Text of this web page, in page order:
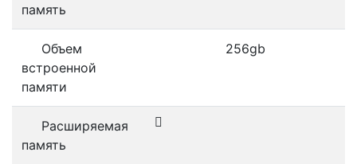
память
Объем
встроенной
памяти
256gb
Расширяемая
память